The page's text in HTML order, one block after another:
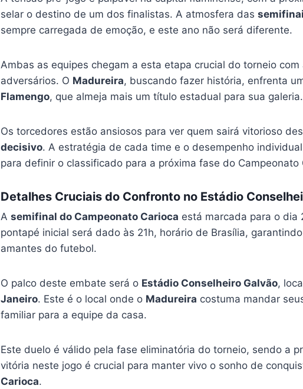
selar o destino de um dos finalistas. A atmosfera das
sempre carregada de emoção, e este ano não será diferente.
Ambas as equipes chegam a esta etapa crucial do torneio
adversários. O Madureira, buscando fazer história, enfrenta
Flamengo, que almeja mais um título estadual para sua galeria.
Os torcedores estão ansiosos para ver quem sairá vitorioso
decisivo. A estratégia de cada time e o desempenho
para definir o classificado para a próxima fase do Campeonato
Detalhes Cruciais do Confronto no Estádio
A semifinal do Campeonato Carioca está marcada para o dia
pontapé inicial será dado às 21h, horário de Brasília,
amantes do futebol.
O palco deste embate será o Estádio Conselheiro Galvão,
Janeiro. Este é o local onde o Madureira costuma mandar
familiar para a equipe da casa.
Este duelo é válido pela fase eliminatória do torneio, sendo a
vitória neste jogo é crucial para manter vivo o sonho de
Carioca.